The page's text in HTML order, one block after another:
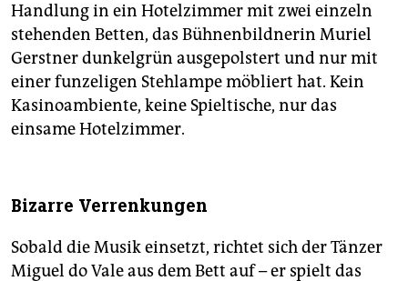
Handlung in ein Hotelzimmer mit zwei einzeln
stehenden Betten, das Bühnenbildnerin Muriel
Gerstner dunkelgrün ausgepolstert und nur mit
einer funzeligen Stehlampe möbliert hat. Kein
Kasinoambiente, keine Spieltische, nur das
einsame Hotelzimmer.
Bizarre Verrenkungen
Sobald die Musik einsetzt, richtet sich der Tänzer
Miguel do Vale aus dem Bett auf – er spielt das